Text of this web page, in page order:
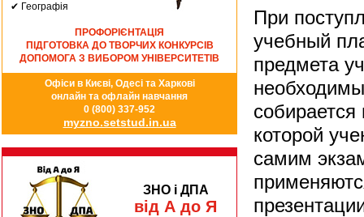
При
учебный
предмета
которой
самим
✔ Географія
ПРОФОРІЄНТАЦІЯ
ПІДГОТОВКА ДО ТВОРЧИХ КОНКУРСІВ
ДОПОМОГА З ВИБОРОМ УНІВЕРСИТЕТІВ
Офіси в Києві, Одесі та Харкові
онлайн та офлайн навчання
0 (800) 337-952
myzno.setstud.in.ua
ЗНО і ДПА
від А до Я